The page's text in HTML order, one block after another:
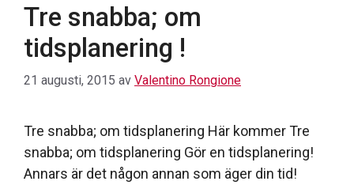
Tre snabba; om
tidsplanering !
21 augusti, 2015 av Valentino Rongione
Tre snabba; om tidsplanering Här kommer Tre
snabba; om tidsplanering Gör en tidsplanering!
Annars är det någon annan som äger din tid!